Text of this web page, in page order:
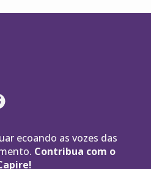
ecoando as vozes das
Contribua com o